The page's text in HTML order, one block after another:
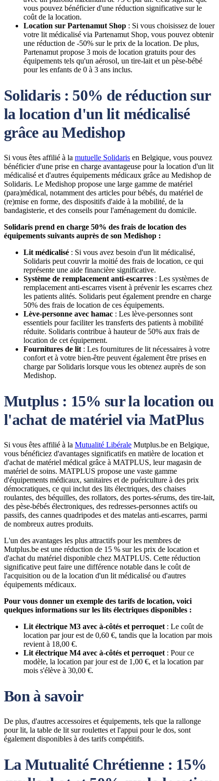
vous pouvez bénéficier d'une réduction significative sur le
coût de la location.
Location sur Partenamut Shop : Si vous choisissez de louer
votre lit médicalisé via Partenamut Shop, vous pouvez obtenir
une réduction de -50% sur le prix de la location. De plus,
Partenamut propose 3 mois de location gratuits pour des
équipements tels qu'un aérosol, un tire-lait et un pèse-bébé
pour les enfants de 0 à 3 ans inclus.
Solidaris : 50% de réduction sur
la location d'un lit médicalisé
grâce au Medishop
Si vous êtes affilié à la mutuelle Solidaris en Belgique, vous pouvez
bénéficier d'une prise en charge avantageuse pour la location d'un lit
médicalisé et d'autres équipements médicaux grâce au Medishop de
Solidaris. Le Medishop propose une large gamme de matériel
(para)médical, notamment des articles pour bébés, du matériel de
(re)mise en forme, des dispositifs d'aide à la mobilité, de la
bandagisterie, et des conseils pour l'aménagement du domicile.
Solidaris prend en charge 50% des frais de location des
équipements suivants auprès de son Medishop :
Lit médicalisé : Si vous avez besoin d'un lit médicalisé,
Solidaris peut couvrir la moitié des frais de location, ce qui
représente une aide financière significative.
Système de remplacement anti-escarres : Les systèmes de
remplacement anti-escarres visent à prévenir les escarres chez
les patients alités. Solidaris peut également prendre en charge
50% des frais de location de ces équipements.
Lève-personne avec hamac : Les lève-personnes sont
essentiels pour faciliter les transferts des patients à mobilité
réduite. Solidaris contribue à hauteur de 50% aux frais de
location de cet équipement.
Fournitures de lit : Les fournitures de lit nécessaires à votre
confort et à votre bien-être peuvent également être prises en
charge par Solidaris lorsque vous les obtenez auprès de son
Medishop.
Mutplus : 15% sur la location ou
l'achat de matériel via MatPlus
Si vous êtes affilié à la Mutualité Libérale Mutplus.be en Belgique,
vous bénéficiez d'avantages significatifs en matière de location et
d'achat de matériel médical grâce à MATPLUS, leur magasin de
matériel de soins. MATPLUS propose une vaste gamme
d'équipements médicaux, sanitaires et de puériculture à des prix
démocratiques, ce qui inclut des lits électriques, des chaises
roulantes, des béquilles, des rollators, des portes-sérums, des tire-lait,
des pèse-bébés électroniques, des redresses-personnes actifs ou
passifs, des cannes quadripodes et des matelas anti-escarres, parmi
de nombreux autres produits.
L'un des avantages les plus attractifs pour les membres de
Mutplus.be est une réduction de 15 % sur les prix de location et
d'achat du matériel disponible chez MATPLUS. Cette réduction
significative peut faire une différence notable dans le coût de
l'acquisition ou de la location d'un lit médicalisé ou d'autres
équipements médicaux.
Pour vous donner un exemple des tarifs de location, voici
quelques informations sur les lits électriques disponibles :
Lit électrique M3 avec à-côtés et perroquet : Le coût de
location par jour est de 0,60 €, tandis que la location par mois
revient à 18,00 €.
Lit électrique M4 avec à-côtés et perroquet : Pour ce
modèle, la location par jour est de 1,00 €, et la location par
mois s'élève à 30,00 €.
Bon à savoir
De plus, d'autres accessoires et équipements, tels que la rallonge
pour lit, la table de lit sur roulettes et l'appui pour le dos, sont
également disponibles à des tarifs compétitifs.
La Mutualité Chrétienne : 15%